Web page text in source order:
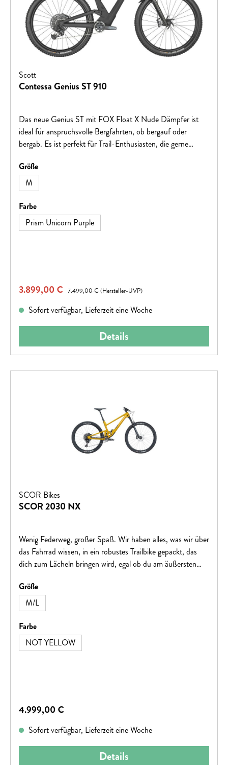
Scott
Contessa Genius ST 910
Das neue Genius ST mit FOX Float X Nude Dämpfer ist
ideal für anspruchsvolle Bergfahrten, ob bergauf oder
bergab. Es ist perfekt für Trail-Enthusiasten, die gerne
Größeauswählen
M
Farbeauswählen
Prism Unicorn Purple
Verkaufspreis:
3.899,00 € Regulärer Preis:
7.499,00 €(Hersteller-UVP)
Sofort verfügbar, Lieferzeit eine Woche
Details
SCOR Bikes
SCOR 2030 NX
Wenig Federweg, großer Spaß. Wir haben alles, was wir über
das Fahrrad wissen, in ein robustes Trailbike gepackt, das
dich zum Lächeln bringen wird, egal ob du am äußersten
deine Lieblingskurven gleitest. Ein unverwüstliches
Baukastensystem bedeutet, dass du von Anfang an gut
aufgestellt bist und mit allem, was du brauchst und nichts,
was du nicht brauchst, dich darauf konzentrieren kannst,
Spaß auf dem bevorstehenden Trail zu haben.
Größeauswählen
M/L
Farbeauswählen
NOT YELLOW
Regulärer Preis:
4.999,00 €
Sofort verfügbar, Lieferzeit eine Woche
Details